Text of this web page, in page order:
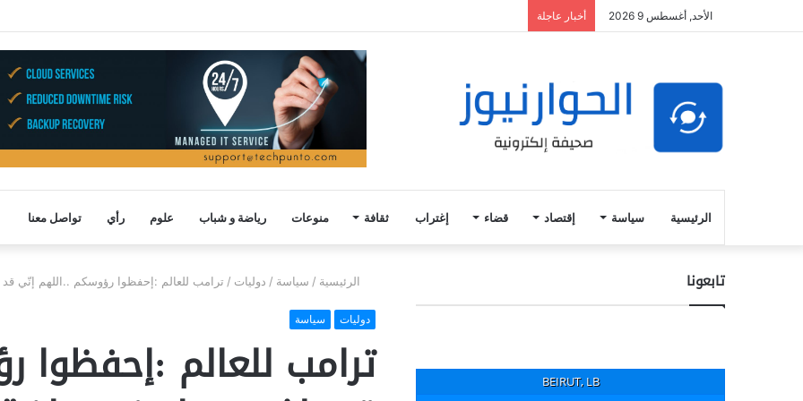
الأحد, أغسطس 9 2026 أخبار عاجلة
الرئيسية سياسة إقتصاد قضاء إغتراب ثقافة منوعات رياضة و شباب علوم رأي تواصل معنا
الرئيسية / سياسة / دوليات / ترامب للعالم :إحفظوا رؤوسكم ..اللهم إنّي
دوليات سياسة
ترامب للعالم
تابعونا
BEIRUT, LB